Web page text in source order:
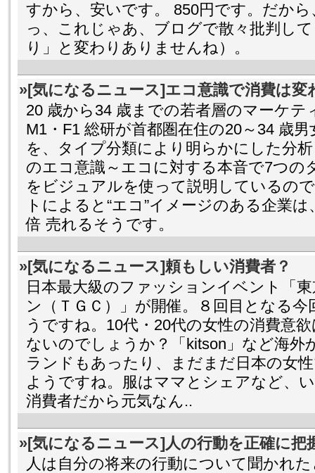
すから、安いです。 850円です。だか
っ、これじゃあ、ブログで散々批判し
り」と変わりありませんね）。
»[気になるニュース]エコ意識で消費は変
20 歳から34 歳までの若者層のマーケテ
M1・F1 総研が首都圏在住の20～34 歳
を、タイプ分類により明らかにした分
のエコ意識～エコに対する本音で7つの
をビジュアルを使って説明しているの
トによると“エコ”イメージのある企業
倍 売れるそうです。
»[気になるニュース]頼もしい消費者？
日本最大級のファッションイベント「
ン（ＴＧＣ）」が開催。８回目となる
うですね。10代・20代の女性の消費意
ないのでしょうか？「kitson」など海外
ランドもあったり、まだまだ日本の女
ようですね。服はママとシェアなど、
消費者だから元気なん..
»[気になるニュース]人の行動を正確に把
人は自分の将来の行動について聞かれ